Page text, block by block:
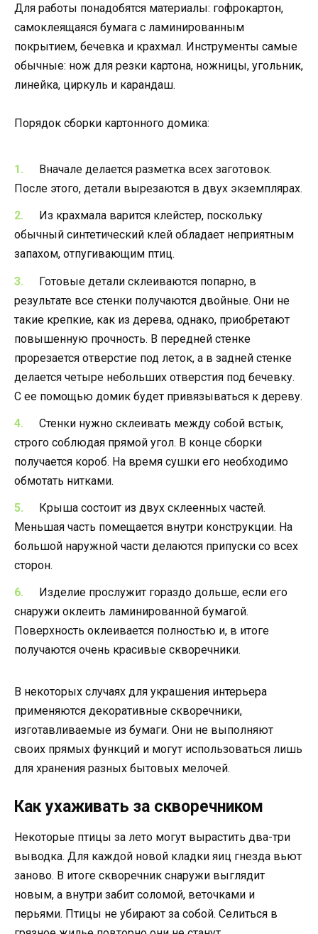
Для работы понадобятся материалы: гофрокартон,
самоклеящаяся бумага с ламинированным
покрытием, бечевка и крахмал. Инструменты самые
обычные: нож для резки картона, ножницы, угольник,
линейка, циркуль и карандаш.
Порядок сборки картонного домика:
Вначале делается разметка всех заготовок.
После этого, детали вырезаются в двух экземплярах.
Из крахмала варится клейстер, поскольку
обычный синтетический клей обладает неприятным
запахом, отпугивающим птиц.
Готовые детали склеиваются попарно, в
результате все стенки получаются двойные. Они не
такие крепкие, как из дерева, однако, приобретают
повышенную прочность. В передней стенке
прорезается отверстие под леток, а в задней стенке
делается четыре небольших отверстия под бечевку.
С ее помощью домик будет привязываться к дереву.
Стенки нужно склеивать между собой встык,
строго соблюдая прямой угол. В конце сборки
получается короб. На время сушки его необходимо
обмотать нитками.
Крыша состоит из двух склеенных частей.
Меньшая часть помещается внутри конструкции. На
большой наружной части делаются припуски со всех
сторон.
Изделие прослужит гораздо дольше, если его
снаружи оклеить ламинированной бумагой.
Поверхность оклеивается полностью и, в итоге
получаются очень красивые скворечники.
В некоторых случаях для украшения интерьера
применяются декоративные скворечники,
изготавливаемые из бумаги. Они не выполняют
своих прямых функций и могут использоваться лишь
для хранения разных бытовых мелочей.
Как ухаживать за скворечником
Некоторые птицы за лето могут вырастить два-три
выводка. Для каждой новой кладки яиц гнезда вьют
заново. В итоге скворечник снаружи выглядит
новым, а внутри забит соломой, веточками и
перьями. Птицы не убирают за собой. Селиться в